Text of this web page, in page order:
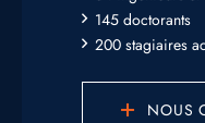
145 doctorants
200 stagiaires
NOUS